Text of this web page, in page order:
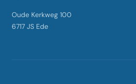
Oude Kerkweg 100
6717 JS Ede